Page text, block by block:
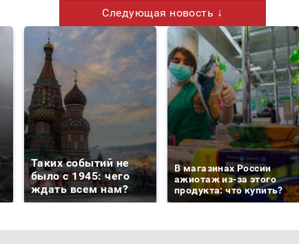
Следующая новость ↓
Таких событий не
было с 1945: чего
ждать всем нам?
В магазинах России
ажиотаж из-за этого
продукта: что купить?